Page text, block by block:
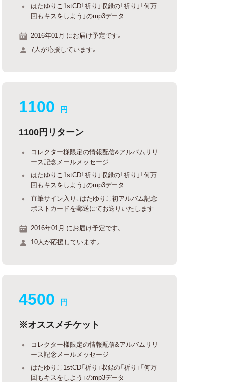
はたゆりこ1stCD「祈り」収録の「祈り」「何万
回もキスをしよう」のmp3データ
2016年01月 にお届け予定です。
7人が応援しています。
1100 円
1100円リターン
コレクター様限定の情報配信&アルバムリリ
ース記念メールメッセージ
はたゆりこ1stCD「祈り」収録の「祈り」「何万
回もキスをしよう」のmp3データ
直筆サイン入り、はたゆりこ初アルバム記念
ポストカードを郵送にてお送りいたします
2016年01月 にお届け予定です。
10人が応援しています。
4500 円
※オススメチケット
コレクター様限定の情報配信&アルバムリリ
ース記念メールメッセージ
はたゆりこ1stCD「祈り」収録の「祈り」「何万
回もキスをしよう」のmp3データ